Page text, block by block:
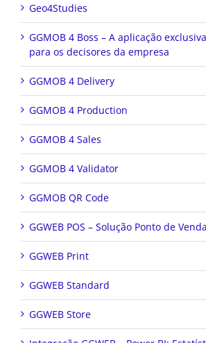
Geo4Studies
GGMOB 4 Boss – A aplicação
para os decisores da empresa
GGMOB 4 Delivery
GGMOB 4 Production
GGMOB 4 Sales
GGMOB 4 Validator
GGMOB QR Code
GGWEB POS – Solução Ponto de Venda
GGWEB Print
GGWEB Standard
GGWEB Store